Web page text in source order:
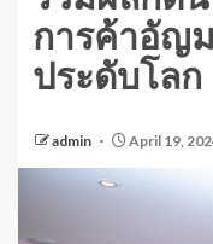
การค้าอัญ
ประดับโลก
admin April 19,